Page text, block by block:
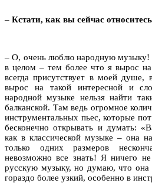
– Кстати, как вы сейчас
– О, очень люблю народную
в целом – тем более что я вырос
всегда присутствует в моей
вырос на такой интересной и
народной музыке нельзя найти
балканской. Там ведь огромное
инструментальных пьес, которые
бесконечно открывать и думать:
как в классической музыке – она
только одних размеров
невозможно все знать! Я ничего
русскую музыку, но думаю, что она
гораздо более узкий, особенно в